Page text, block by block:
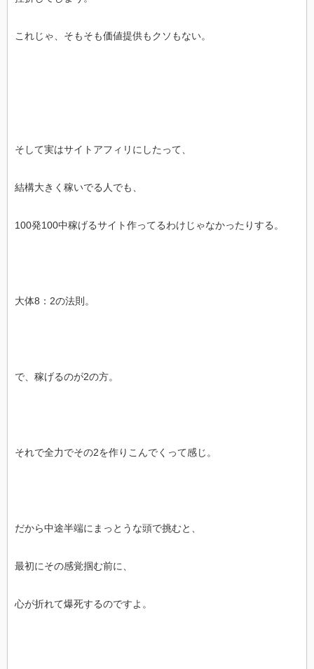
これじゃ、そもそも価値提供もクソもない。
そして実はサイトアフィリにしたって、
結構大きく稼いでる人でも、
100発100中稼げるサイト作ってるわけじゃなかったりする。
大体8：2の法則。
で、稼げるのが2の方。
それで全力でその2を作りこんでくって感じ。
だから中途半端にまっとうな頭で挑むと、
最初にその感覚掴む前に、
心が折れて爆死するのですよ。